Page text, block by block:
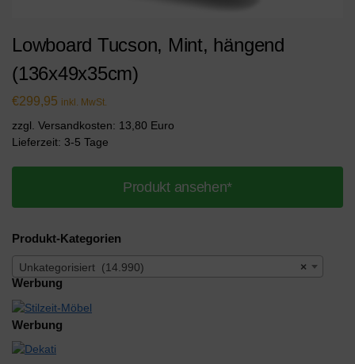
Lowboard Tucson, Mint, hängend
(136x49x35cm)
€299,95 inkl. MwSt.
zzgl. Versandkosten: 13,80 Euro
Lieferzeit: 3-5 Tage
Produkt ansehen*
Produkt-Kategorien
×
Unkategorisiert (14.990)
Werbung
Werbung